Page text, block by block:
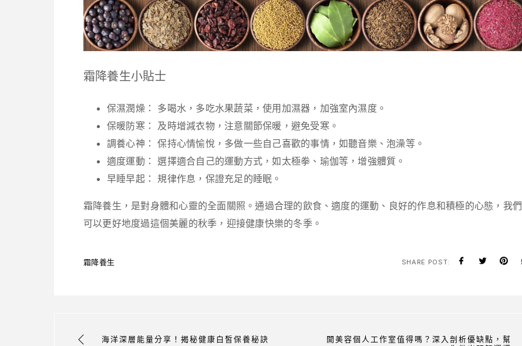
霜降養生小貼士
保濕潤燥：
多喝水，多吃水果蔬菜，使用加濕器，加強室內濕度。
保暖防寒：
及時增減衣物，注意關節保暖，避免受寒。
調養心神： 保持心情愉悅，多做一些自己喜歡的事情，如聽音樂、泡澡等。
適度運動： 選擇適合自己的運動方式，如太極拳、瑜伽等，增強體質。
早睡早起： 規律作息，保證充足的睡眠。
霜降養生，是對身體和心靈的全面關照。通過合理的飲食、適度的運動、良好的作息和積極的心態，我們
可以更好地度過這個美麗的秋季，迎接健康快樂的冬季。
霜降養生 SHARE POST:
海洋深層能量分享！揭秘健康白皙保養秘訣
開美容個人工作室值得嗎？深入剖析優缺點，幫